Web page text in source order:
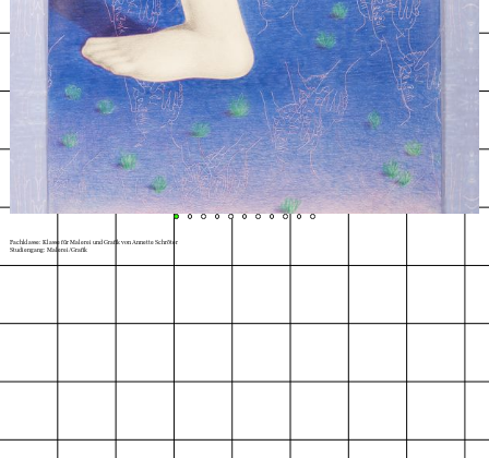
Fachklasse: Klasse für Malerei und Grafik von Annette Schröter
Studiengang: Malerei/Grafik
Index Karte